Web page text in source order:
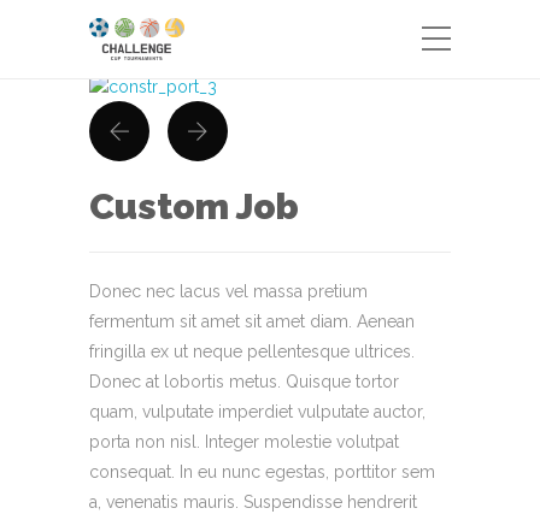
Custom Job
Donec nec lacus vel massa pretium
fermentum sit amet sit amet diam. Aenean
fringilla ex ut neque pellentesque ultrices.
Donec at lobortis metus. Quisque tortor
quam, vulputate imperdiet vulputate auctor,
porta non nisl. Integer molestie volutpat
consequat. In eu nunc egestas, porttitor sem
a, venenatis mauris. Suspendisse hendrerit